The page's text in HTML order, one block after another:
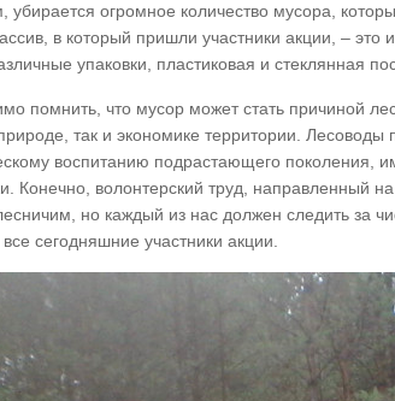
убирается огромное количество мусора,
в который пришли участники акции, –
упаковки, пластиковая и стеклянная
помнить, что мусор может стать причиной
так и экономике территории.
воспитанию подрастающего поколения,
Конечно, волонтерский труд, направленный
но каждый из нас должен следить за
сегодняшние участники акции.